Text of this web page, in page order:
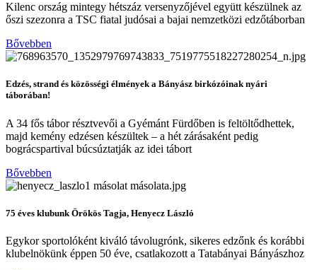
Kilenc ország mintegy hétszáz versenyzőjével együtt készülnek az
őszi szezonra a TSC fiatal judósai a bajai nemzetközi edzőtáborban
Bővebben
Edzés, strand és közösségi élmények a Bányász birkózóinak nyári
táborában!
A 34 fős tábor résztvevői a Gyémánt Fürdőben is feltöltődhettek,
majd kemény edzésen készültek – a hét zárásaként pedig
bográcspartival búcsúztatják az idei tábort
Bővebben
75 éves klubunk Örökös Tagja, Henyecz László
Egykor sportolóként kiváló távolugrónk, sikeres edzőnk és korábbi
klubelnökünk éppen 50 éve, csatlakozott a Tatabányai Bányászhoz